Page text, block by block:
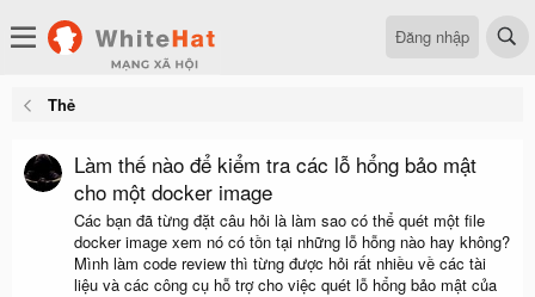
Đăng nhập
Thẻ
Làm thế nào để kiểm tra các lỗ hổng bảo mật
cho một docker image
Các bạn đã từng đặt câu hỏi là làm sao có thể quét một file
docker image xem nó có tồn tại những lỗ hỗng nào hay không?
Mình làm code review thì từng được hỏi rất nhiều về các tài
liệu và các công cụ hỗ trợ cho việc quét lỗ hổng bảo mật của